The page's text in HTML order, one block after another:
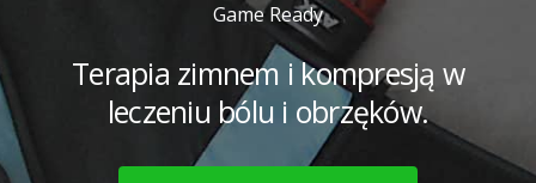
Game Ready
Terapia zimnem i kompresją w
leczeniu bólu i obrzęków.